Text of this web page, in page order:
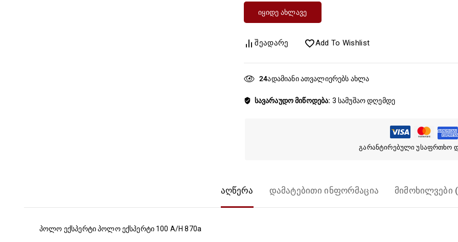
Იყიდე Ახლავე
Შეადარე Add To Wishlist
26
სავარაუდო მიწოდება: 3 სამუშაო დღემდე
გარანტირებული უსაფრთხო
აღწერა დამატებითი ინფორმაცია მიმოხილვები
პოლო ექსპერტი პოლო ექსპერტი 100 A/H 870a